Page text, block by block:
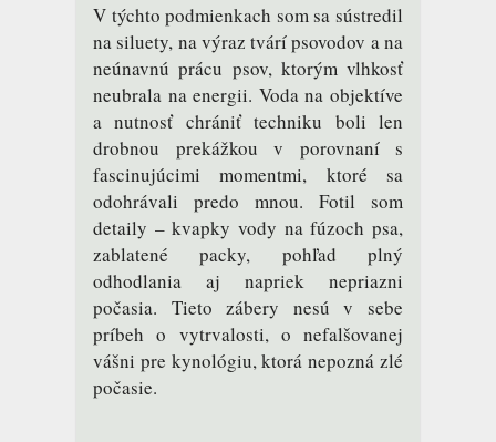
V týchto podmienkach som sa sústredil
na siluety, na výraz tvárí psovodov a na
neúnavnú prácu psov, ktorým vlhkosť
neubrala na energii. Voda na objektíve
a nutnosť chrániť techniku boli len
drobnou prekážkou v porovnaní s
fascinujúcimi momentmi, ktoré sa
odohrávali predo mnou. Fotil som
detaily – kvapky vody na fúzoch psa,
zablatené packy, pohľad plný
odhodlania aj napriek nepriazni
počasia. Tieto zábery nesú v sebe
príbeh o vytrvalosti, o nefalšovanej
vášni pre kynológiu, ktorá nepozná zlé
počasie.